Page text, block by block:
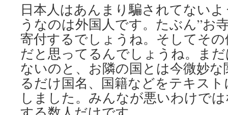
日本人はあんまり騙されてない
うなのは外国人です。たぶん”お
寄付するでしょうね。そしてそ
だと思ってるんでしょうね。ま
ないのと、お隣の国とは今微妙
るだけ国名、国籍などをテキス
しました。みんなが悪いわけで